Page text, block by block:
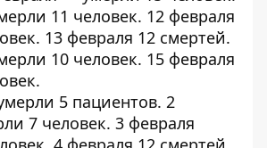
11 человек. 12 февраля
. 13 февраля 12 смертей.
10 человек. 15 февраля
.
5 пациентов. 2
7 человек. 3 февраля